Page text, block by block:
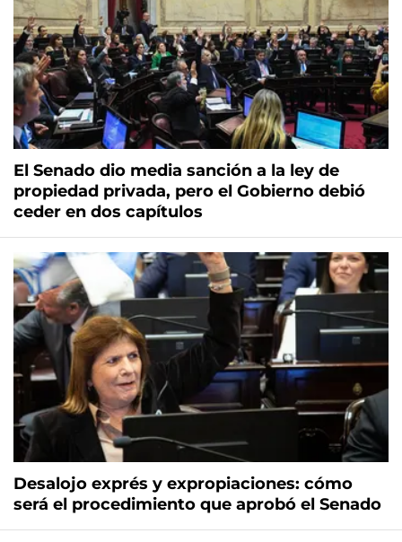
El Senado dio media sanción a la ley de
propiedad privada, pero el Gobierno debió
ceder en dos capítulos
Desalojo exprés y expropiaciones: cómo
será el procedimiento que aprobó el Senado